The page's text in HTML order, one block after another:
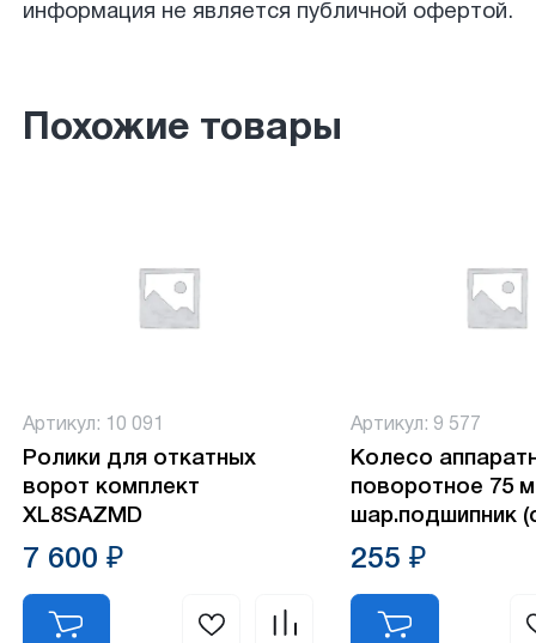
информация не является публичной офертой.
Похожие товары
Артикул: 10 091
Ролики для откатных
ворот комплект
XL8SAZMD
7 600 ₽
Артикул: 9 577
Колесо
поворотное 75
шар.подшипник
резина)
255 ₽